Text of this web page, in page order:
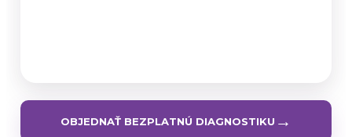
OBJEDNAŤ BEZPLATNÚ DIAGNOSTIKU →